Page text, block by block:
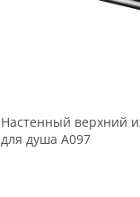
Настенный верхний
для душа A097